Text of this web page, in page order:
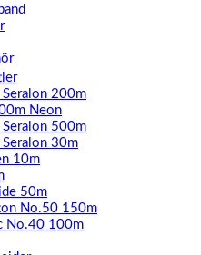
200m
Neon
500m
30m
10m
50m
No.50 150m
No.40 100m